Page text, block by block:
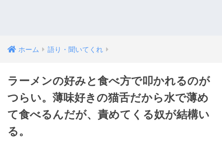
ホーム 語り・聞いてくれ
ラーメンの好みと食べ方で叩かれるのが
つらい。薄味好きの猫舌だから水で薄め
て食べるんだが、責めてくる奴が結構い
る。